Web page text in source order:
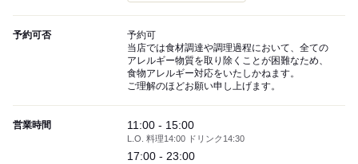
予約可否
予約可
当店では食材調達や調理過程において、全ての
アレルギー物質を取り除くことが困難なため、
食物アレルギー対応をいたしかねます。
ご理解のほどお願い申し上げます。
営業時間 11:00 - 15:00
L.O. 料理14:00 ドリンク14:30
17:00 - 23:00